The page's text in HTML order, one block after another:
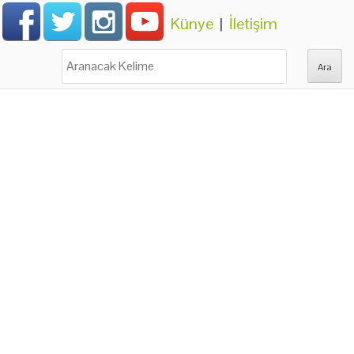
Künye | İletişim